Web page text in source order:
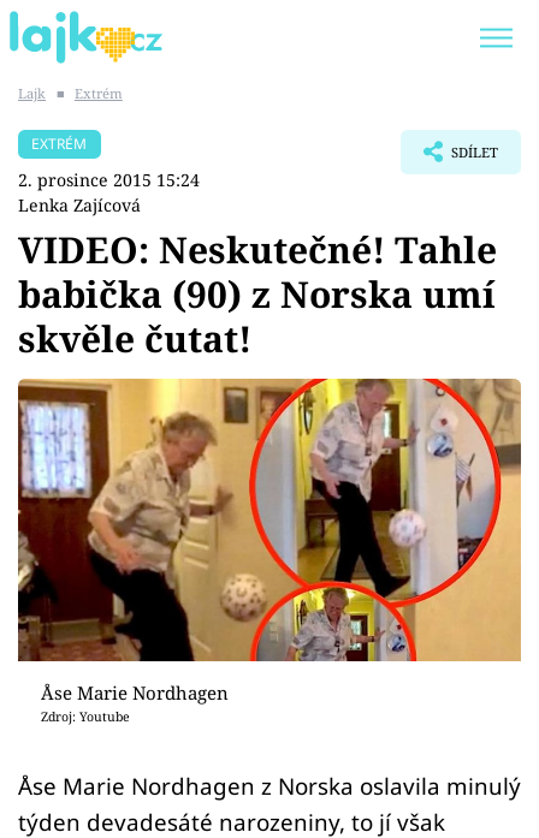
SHOPAHOLICADEL
Témata
Showbyznys
Youtubeři
Virály
Sex a vztahy
Videa
Sledujte prima+
Přihlášení
Sledujte nás
Lajk ■ Extrém
EXTRÉM
2. prosince 2015 15:24
Lenka Zajícová
SDÍLET
VIDEO: Neskutečné! Tahle
babička (90) z Norska umí
skvěle čutat!
Åse Marie Nordhagen
Zdroj: Youtube
Åse Marie Nordhagen z Norska oslavila minulý
týden devadesáté narozeniny, to jí však